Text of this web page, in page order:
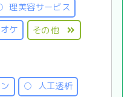
理美容サービス
ケ その他
人工透析